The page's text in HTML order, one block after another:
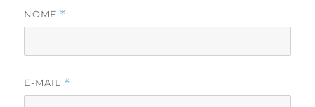
NOME *
E-MAIL *